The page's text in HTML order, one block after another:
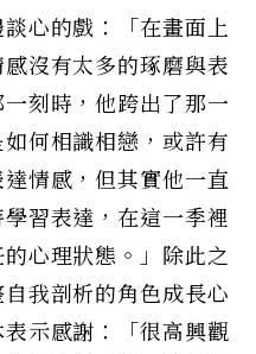
心的戲：「在畫面上
沒有太多的琢磨與表
刻時，他跨出了那一
何相識相戀，或許有
情感，但其實他一直
習表達，在這一季裡
心理狀態。」除此之
我剖析的角色成長心
示感謝：「很高興觀